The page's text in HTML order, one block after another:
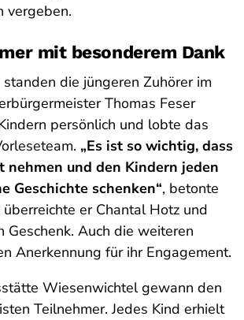
vergeben.
mit besonderem Dank
die jüngeren Zuhörer im
Thomas Feser
persönlich und lobte das
„Es ist so wichtig, dass
nehmen und den Kindern jeden
Geschichte schenken“, betonte
er Chantal Hotz und
Geschenk. Auch die weiteren
Anerkennung für ihr Engagement.
Wiesenwichtel gewann den
Teilnehmer. Jedes Kind erhielt